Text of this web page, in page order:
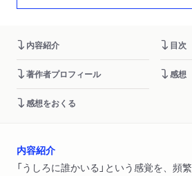
内容紹介 目次
著作者プロフィール 感想
感想をおくる
内容紹介
「うしろに誰かいる」という感覚を、頻